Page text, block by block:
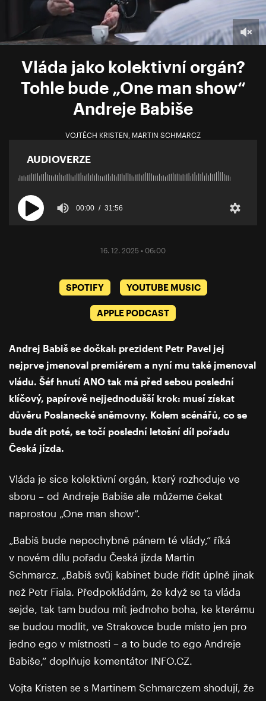
Vláda jako kolektivní orgán?
Tohle bude „One man show“
Andreje Babiše
VOJTĚCH KRISTEN MARTIN SCHMARCZ
AUDIOVERZE
00:00 31:56
16. 12. 2025 • 06:00
SPOTIFY YOUTUBE MUSIC
APPLE PODCAST
Andrej Babiš se dočkal: prezident Petr Pavel jej
nejprve jmenoval premiérem a nyní mu také jmenoval
vládu. Šéf hnutí ANO tak má před sebou poslední
klíčový, papírově nejjednodušší krok: musí získat
důvěru Poslanecké sněmovny. Kolem scénářů, co se
bude dít poté, se točí poslední letošní díl pořadu
Česká jízda.
Vláda je sice kolektivní orgán, který rozhoduje ve
sboru – od Andreje Babiše ale můžeme čekat
naprostou „One man show“.
„Babiš bude nepochybně pánem té vlády,“ říká
v novém dílu pořadu Česká jízda Martin
Schmarcz. „Babiš svůj kabinet bude řídit úplně jinak
než Petr Fiala. Předpokládám, že když se ta vláda
sejde, tak tam budou mít jednoho boha, ke kterému
se budou modlit, ve Strakovce bude místo jen pro
jedno ego v místnosti – a to bude to ego Andreje
Babiše,“ doplňuje komentátor INFO.CZ.
Vojta Kristen se s Martinem Schmarczem shodují, že